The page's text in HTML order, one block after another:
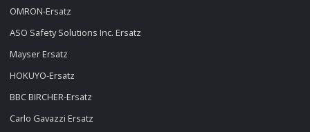
OMRON-Ersatz
ASO Safety Solutions Inc. Ersatz
Mayser Ersatz
HOKUYO-Ersatz
BBC BIRCHER-Ersatz
Carlo Gavazzi Ersatz